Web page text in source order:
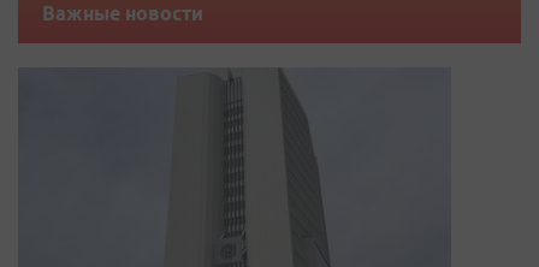
Важные новости